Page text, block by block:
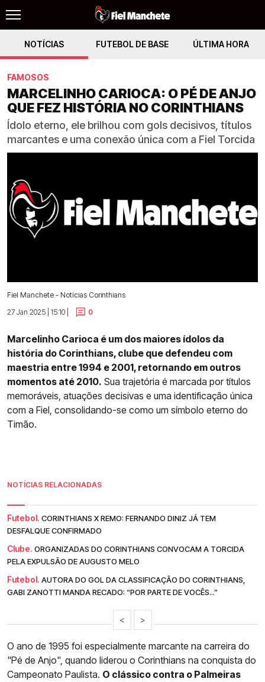
NOTÍCIAS FUTEBOL DE BASE ÚLTIMA HORA
FAMOSOS
MARCELINHO CARIOCA: O PÉ DE ANJO
QUE FEZ HISTÓRIA NO CORINTHIANS
Ídolo eterno, ele brilhou com gols decisivos, títulos
marcantes e uma conexão única com a Fiel Torcida
Fiel Manchete - Notícias Corinthians
27 Jan 2025 | 15:10 |
0
Marcelinho Carioca é um dos maiores ídolos da
história do Corinthians, clube que defendeu com
maestria entre 1994 e 2001, retornando em outros
momentos até 2010. Sua trajetória é marcada por títulos
memoráveis, atuações decisivas e uma identificação única
com a Fiel, consolidando-se como um símbolo eterno do
Timão.
NOTÍCIAS RELACIONADAS
Futebol. CORINTHIANS X REMO: FERNANDO DINIZ JÁ TEM
DESFALQUE CONFIRMADO
Clube. ORGANIZADAS DO CORINTHIANS CONVOCAM A TORCIDA
PELA EXPULSÃO DE AUGUSTO MELO
Futebol. AUTORA DO GOL DA CLASSIFICAÇÃO DO CORINTHIANS,
GABI ZANOTTI MANDA RECADO: “POR PARTE DE VOCÊS...”
< >
O ano de 1995 foi especialmente marcante na carreira do
"Pé de Anjo", quando liderou o Corinthians na conquista do
Campeonato Paulista. O clássico contra o Palmeiras